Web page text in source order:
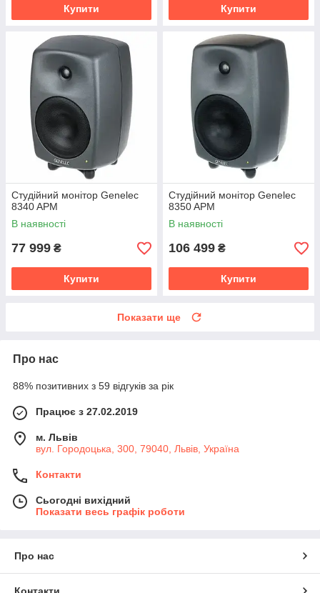
Купити Купити
Студійний монітор Genelec
8340 APM
В наявності
77 999 ₴
Купити
Студійний монітор Genelec
8350 APM
В наявності
106 499 ₴
Купити
Показати ще
Про нас
88% позитивних з 59 відгуків за рік
Працює з 27.02.2019
м. Львів
вул. Городоцька, 300, 79040, Львів, Україна
Контакти
Сьогодні вихідний
Показати весь графік роботи
Про нас